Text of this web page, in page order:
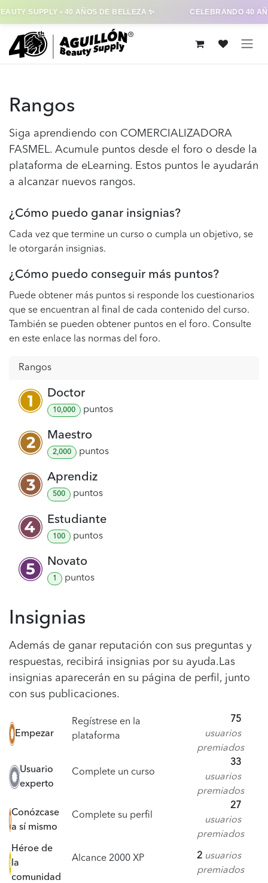
Ir al contenido
Rangos
Siga aprendiendo con COMERCIALIZADORA
FASMEL. Acumule puntos desde el foro o desde la
plataforma de eLearning. Estos puntos le ayudarán
a alcanzar nuevos rangos.
¿Cómo puedo ganar insignias?
Cada vez que termine un curso o cumpla un objetivo, se
le otorgarán insignias.
¿Cómo puedo conseguir más puntos?
Puede obtener más puntos si responde los cuestionarios
que se encuentran al final de cada contenido del curso.
También se pueden obtener puntos en el foro. Consulte
en este enlace las normas del foro.
Rangos
Doctor
10,000 puntos
Maestro
2,000 puntos
Aprendiz
500 puntos
Estudiante
100 puntos
Novato
1 puntos
Insignias
Además de ganar reputación con sus preguntas y
respuestas, recibirá insignias por su ayuda. Las
insignias aparecerán en su página de perfil, junto
con sus publicaciones.
Empezar
Regístrese en la
plataforma
75
usuarios
premiados
Usuario
experto
Complete un curso
33
usuarios
premiados
Conózcase
a sí mismo
Complete su perfil
27
usuarios
premiados
Héroe de
la
comunidad
Alcance 2000 XP 2 usuarios
premiados
SUPPLY • 40 AÑOS DE BELLEZA ✨ CELEBRANDO 40